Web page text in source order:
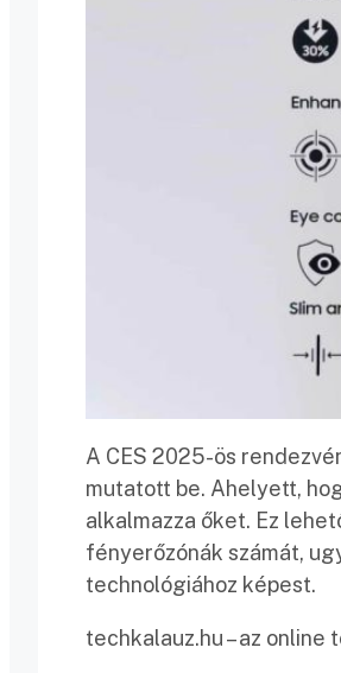
A CES 2025-ös
mutatott be. Ahelyett,
alkalmazza őket. Ez
fényerőzónák számát,
technológiához képest.
techkalauz.hu – az online